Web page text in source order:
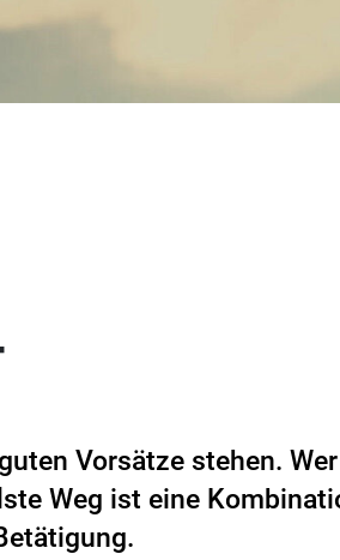
Vorsätze stehen. Wer
Weg ist eine